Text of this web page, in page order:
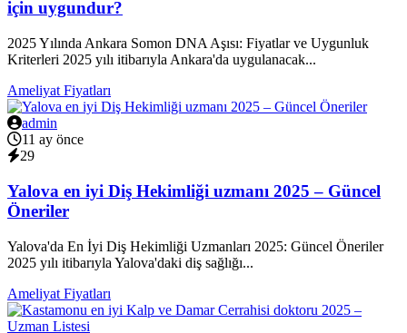
için uygundur?
2025 Yılında Ankara Somon DNA Aşısı: Fiyatlar ve Uygunluk
Kriterleri 2025 yılı itibarıyla Ankara'da uygulanacak...
Ameliyat Fiyatları
admin
11 ay önce
29
Yalova en iyi Diş Hekimliği uzmanı 2025 – Güncel
Öneriler
Yalova'da En İyi Diş Hekimliği Uzmanları 2025: Güncel Öneriler
2025 yılı itibarıyla Yalova'daki diş sağlığı...
Ameliyat Fiyatları